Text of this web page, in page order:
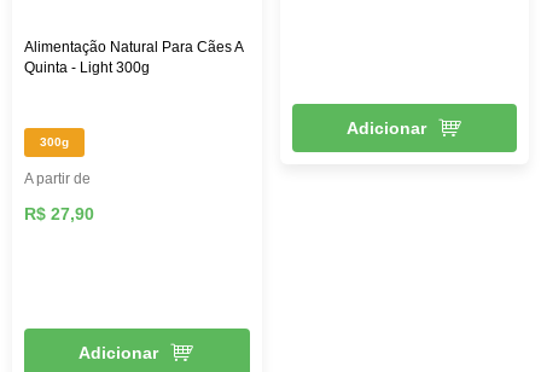
Alimentação Natural Para Cães A
Quinta - Light 300g
300g
A partir de
R$ 27,90
Adicionar
Adicionar